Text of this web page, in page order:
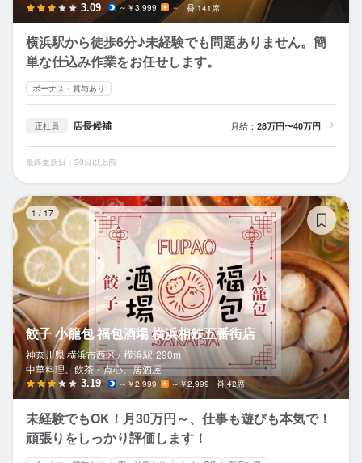
3.09 ～￥3,999 － 141席
横浜駅から徒歩6分♪未経験でも問題ありません。簡
単な仕込み作業をお任せします。
ボーナス・賞与あり
正社員 店長候補 月給： 28万円〜40万円
最終更新日：30日以上前
1 / 17
餃子 小籠包 福包酒場 横浜相鉄五番街店
神奈川県 横浜市西区 / 横浜駅 290m
中華料理、飲茶・点心、居酒屋
3.19 ～￥2,999 ～￥2,999 42席
未経験でもOK！月30万円～、仕事も遊びも本気で！
頑張りをしっかり評価します！